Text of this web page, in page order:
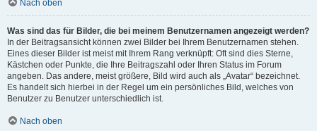
Nach oben
Was sind das für Bilder, die bei meinem Benutzernamen angezeigt werden?
In der Beitragsansicht können zwei Bilder bei Ihrem Benutzernamen stehen.
Eines dieser Bilder ist meist mit Ihrem Rang verknüpft: Oft sind dies Sterne,
Kästchen oder Punkte, die Ihre Beitragszahl oder Ihren Status im Forum
angeben. Das andere, meist größere, Bild wird auch als „Avatar“ bezeichnet.
Es handelt sich hierbei in der Regel um ein persönliches Bild, welches von
Benutzer zu Benutzer unterschiedlich ist.
Nach oben